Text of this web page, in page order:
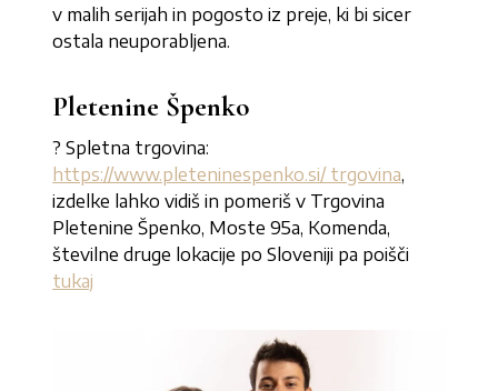
v malih serijah in pogosto iz preje, ki bi sicer
ostala neuporabljena.
Pletenine Špenko
? Spletna trgovina:
https://www.pleteninespenko.si/ trgovina,
izdelke lahko vidiš in pomeriš v Trgovina
Pletenine Špenko, Moste 95a, Komenda,
številne druge lokacije po Sloveniji pa poišči
tukaj